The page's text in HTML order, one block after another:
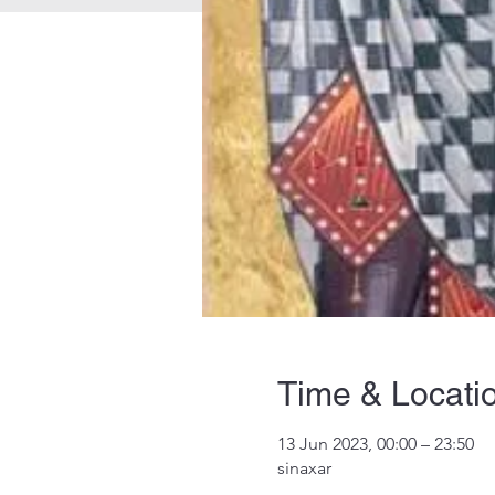
Time &
13 Jun 2023, 00:00 – 23:50
sinaxar